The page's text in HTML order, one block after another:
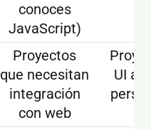
conoces
JavaScript)
Proyectos
que necesitan
integración
con web
UI